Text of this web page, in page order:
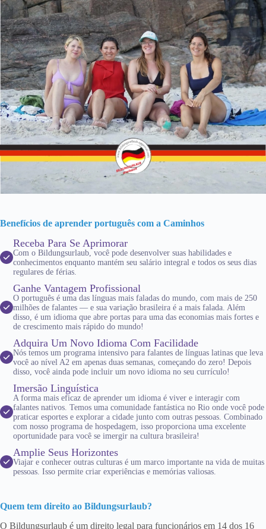
Benefícios de aprender português com a Caminhos
Receba Para Se Aprimorar
Com o Bildungsurlaub, você pode desenvolver suas habilidades e
conhecimentos enquanto mantém seu salário integral e todos os seus dias
regulares de férias.
Ganhe Vantagem Profissional
O português é uma das línguas mais faladas do mundo, com mais de 250
milhões de falantes — e sua variação brasileira é a mais falada. Além
disso, é um idioma que abre portas para uma das economias mais fortes e
de crescimento mais rápido do mundo!
Adquira Um Novo Idioma Com Facilidade
Nós temos um programa intensivo para falantes de línguas latinas que leva
você ao nível A2 em apenas duas semanas, começando do zero! Depois
disso, você ainda pode incluir um novo idioma no seu currículo!
Imersão Linguística
A forma mais eficaz de aprender um idioma é viver e interagir com
falantes nativos. Temos uma comunidade fantástica no Rio onde você pode
praticar esportes e explorar a cidade junto com outras pessoas. Combinado
com nosso programa de hospedagem, isso proporciona uma excelente
oportunidade para você se imergir na cultura brasileira!
Amplie Seus Horizontes
Viajar e conhecer outras culturas é um marco importante na vida de muitas
pessoas. Isso permite criar experiências e memórias valiosas.
Quem tem direito ao Bildungsurlaub?
O Bildungsurlaub é um direito legal para funcionários em 14 dos 16